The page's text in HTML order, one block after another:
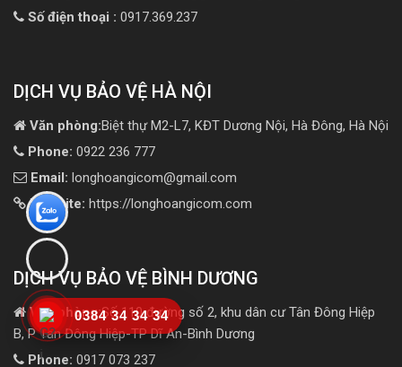
Số điện thoại : 0917.369.237
DỊCH VỤ BẢO VỆ HÀ NỘI
Văn phòng:Biệt thự M2-L7, KĐT Dương Nội, Hà Đông, Hà Nội
Phone: 0922 236 777
Email: longhoangicom@gmail.com
Website: https://longhoangicom.com
DỊCH VỤ BẢO VỆ BÌNH DƯƠNG
Văn phòng:Số 110 đường số 2, khu dân cư Tân Đông Hiệp
B, P Tân Đông Hiệp-TP Dĩ An-Bình Dương
Phone: 0917 073 237
0384 34 34 34